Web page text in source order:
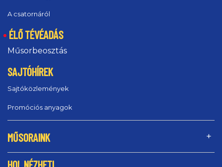
A csatornáról
ÉLŐ TÉVÉADÁS
Műsorbeosztás
SAJTÓHÍREK
Sajtóközlemények
Promóciós anyagok
MŰSORAINK